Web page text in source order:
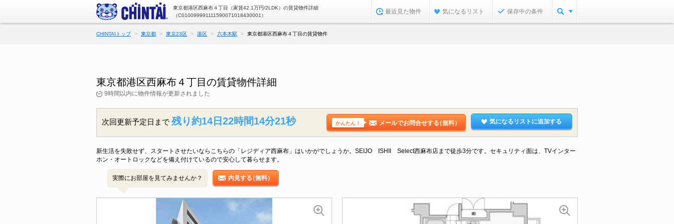
東京都港区西麻布４丁目（家賃42.1万円/2LDK）の賃貸物件詳細
（C010099991111590071018430001）
最近見た物件 気になるリスト 保存中の条件
CHINTAIトップ 東京都 東京23区 港区 六本木駅 東京都港区西麻布４丁目の賃貸物件
東京都港区西麻布４丁目の賃貸物件詳細
9時間以内に物件情報が更新されました
次回更新予定日まで 残り約14日22時間14分20秒 かんたん！ メールでお問合せする（無料） 気になるリストに追加する
新生活を失敗せず、スタートさせたいならこちらの「レジディア西麻布」はいかがでしょうか。SEIJO ISHII Select西麻布店まで徒歩3分です。セキュリティ面は、TVインター
ホン・オートロックなどを備え付けているので安心して暮らせます。
実際にお部屋を見てみませんか？ 内見する（無料）